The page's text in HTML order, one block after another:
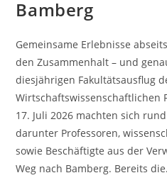
Bamberg
Gemeinsame Erlebnisse
den Zusammenhalt – und
diesjährigen Fakultätsausflug
Wirtschaftswissenschaftlichen
17. Juli 2026 machten sich
darunter Professoren,
sowie Beschäftigte aus der
Weg nach Bamberg. Bereits